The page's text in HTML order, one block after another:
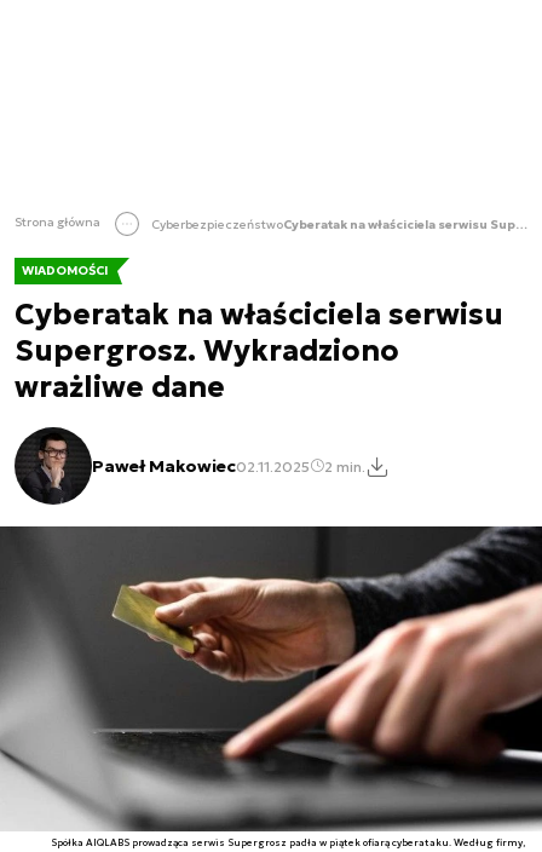
Strona główna Cyberbezpieczeństwo Cyberatak na właściciela serwisu Supergrosz. Wykradziono wrażliwe dane
WIADOMOŚCI
Cyberatak na właściciela serwisu
Supergrosz. Wykradziono
wrażliwe dane
Paweł Makowiec02.11.2025 2 min.
Spółka AIQLABS prowadząca serwis Supergrosz padła w piątek ofiarą cyberataku. Według firmy,